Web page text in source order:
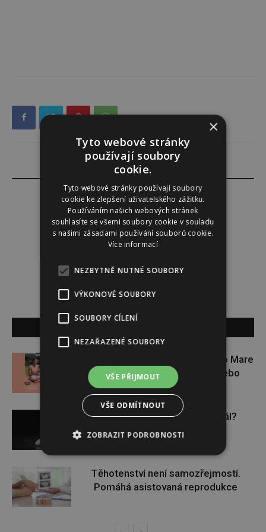
Redakce
Zapojte se do letní soutěže s Rio Mare
a vyhrajte iWatch Series 11 nebo
jógamatku
Budou se vraždit malé děti dál?
Těhotenství není samozřejmostí.
Pomáhá asistovaná reprodukce
×
Tyto webové stránky
používají soubory
cookie.
Tyto webové stránky používají soubory
cookie ke zlepšení uživatelského zážitku.
Používáním našich webových stránek
souhlasíte se všemi soubory cookie v souladu
s našimi zásadami používání souborů cookie.
Více informací
NEZBYTNĚ NUTNÉ SOUBORY
VÝKONOVÉ SOUBORY
SOUBORY CÍLENÍ
NEZAŘAZENÉ SOUBORY
VŠE PŘIJMOUT
VŠE ODMÍTNOUT
ZOBRAZIT PODROBNOSTI